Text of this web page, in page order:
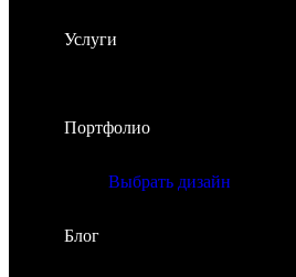
Услуги
Портфолио
Выбрать дизайн
Блог